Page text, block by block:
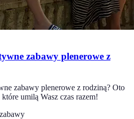
zabawy plenerowe z
zabawy plenerowe z rodziną? Oto
umilą Wasz czas razem!